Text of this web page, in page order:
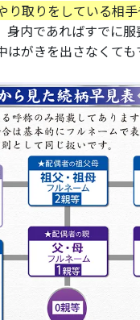
り取りをしている相
身内であればすでに
がきを出さなくても